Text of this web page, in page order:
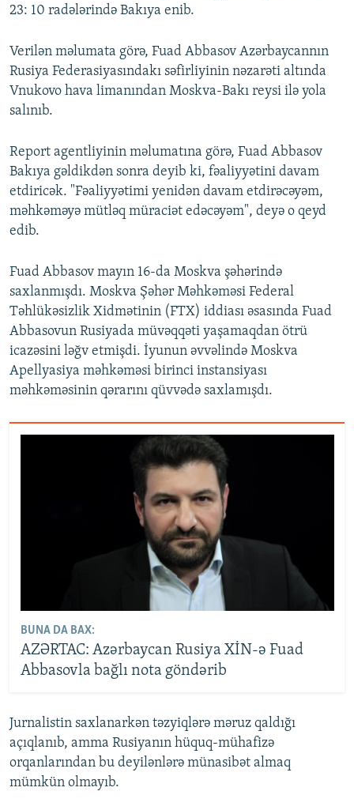
23: 10 radələrində Bakıya enib.
Verilən məlumata görə, Fuad Abbasov Azərbaycannın
Rusiya Federasiyasındakı səfirliyinin nəzarəti altında
Vnukovo hava limanından Moskva-Bakı reysi ilə yola
salınıb.
Report agentliyinin məlumatına görə, Fuad Abbasov
Bakıya gəldikdən sonra deyib ki, fəaliyyətini davam
etdiricək. "Fəaliyyətimi yenidən davam etdirəcəyəm,
məhkəməyə mütləq müraciət edəcəyəm", deyə o qeyd
edib.
Fuad Abbasov mayın 16-da Moskva şәhәrindә
saxlanmışdı. Moskva Şəhər Məhkəməsi Federal
Təhlükəsizlik Xidmətinin (FTX) iddiası əsasında Fuad
Abbasovun Rusiyada müvəqqəti yaşamaqdan ötrü
icazəsini ləğv etmişdi. İyunun әvvәlində Moskva
Apellyasiya mәhkәmәsi birinci instansiyası
mәhkәmәsinin qәrarını qüvvәdә saxlamışdı.
BUNA DA BAX:
AZƏRTAC: Azərbaycan Rusiya XİN-ə Fuad
Abbasovla bağlı nota göndərib
Jurnalistin saxlanarkən təzyiqlərə məruz qaldığı
açıqlanıb, amma Rusiyanın hüquq-mühafizə
orqanlarından bu deyilənlərə münasibət almaq
mümkün olmayıb.